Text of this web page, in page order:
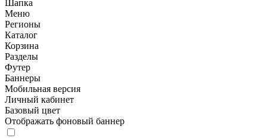
Шапка
Меню
Регионы
Каталог
Корзина
Разделы
Футер
Баннеры
Мобильная версия
Личный кабинет
Базовый цвет
Отображать фоновый баннер